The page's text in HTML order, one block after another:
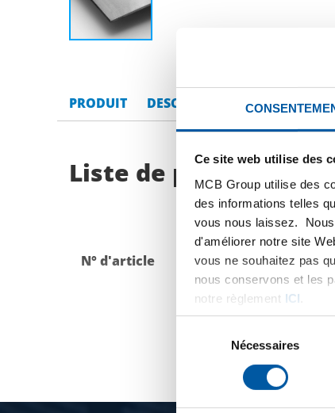
Ce site web utilise des
MCB Group utilise des
des informations telles
vous nous laissez.
d'améliorer notre site
vous ne souhaitez pas
nous conservons et les
notre règlement ICI
consentement
Nécessaires
PRODUIT DESCRIPTION DU PRODUIT
Liste de prix bruts:
N° d'article Description